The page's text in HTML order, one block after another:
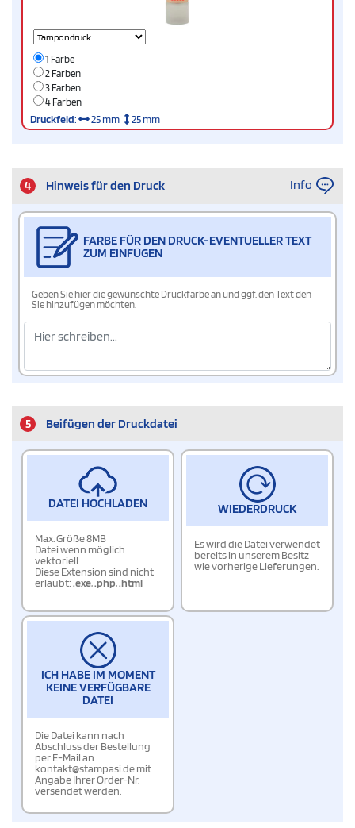
1 Farbe
2 Farben
3 Farben
4 Farben
Druckfeld: 25 mm 25 mm
4 Hinweis für den Druck Info
FARBE FÜR DEN DRUCK-EVENTUELLER TEXT
ZUM EINFÜGEN
Geben Sie hier die gewünschte Druckfarbe an und ggf. den Text den
Sie hinzufügen möchten.
5 Beifügen der Druckdatei
DATEI HOCHLADEN
Max. Größe 8MB
Datei wenn möglich
vektoriell
Diese Extension sind nicht
erlaubt:.exe,.php,.html
WIEDERDRUCK
Es wird die Datei verwendet
bereits in unserem Besitz
wie vorherige Lieferungen.
ICH HABE IM MOMENT
KEINE VERFÜGBARE
DATEI
Die Datei kann nach
Abschluss der Bestellung
per E-Mail an
kontakt@stampasi.de mit
Angabe Ihrer Order-Nr.
versendet werden.